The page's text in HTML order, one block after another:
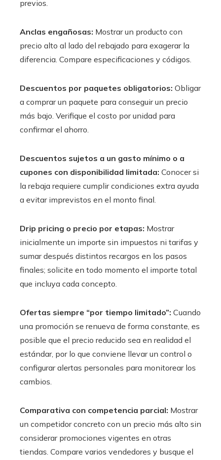
previos.
Anclas engañosas: Mostrar un producto con
precio alto al lado del rebajado para exagerar la
diferencia. Compare especificaciones y códigos.
Descuentos por paquetes obligatorios: Obligar
a comprar un paquete para conseguir un precio
más bajo. Verifique el costo por unidad para
confirmar el ahorro.
Descuentos sujetos a un gasto mínimo o a
cupones con disponibilidad limitada: Conocer si
la rebaja requiere cumplir condiciones extra ayuda
a evitar imprevistos en el monto final.
Drip pricing o precio por etapas: Mostrar
inicialmente un importe sin impuestos ni tarifas y
sumar después distintos recargos en los pasos
finales; solicite en todo momento el importe total
que incluya cada concepto.
Ofertas siempre “por tiempo limitado”: Cuando
una promoción se renueva de forma constante, es
posible que el precio reducido sea en realidad el
estándar, por lo que conviene llevar un control o
configurar alertas personales para monitorear los
cambios.
Comparativa con competencia parcial: Mostrar
un competidor concreto con un precio más alto sin
considerar promociones vigentes en otras
tiendas. Compare varios vendedores y busque el